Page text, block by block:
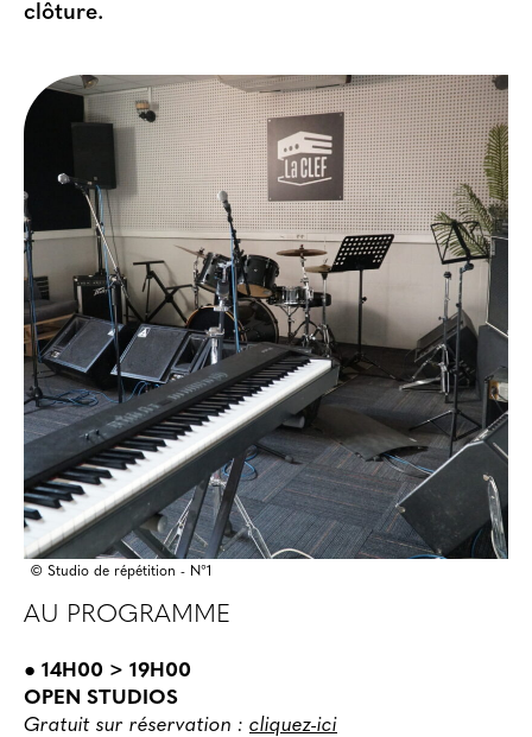
clôture.
© Studio de répétition - N°1
AU PROGRAMME
● 14H00 > 19H00
OPEN STUDIOS
Gratuit sur réservation : cliquez-ici